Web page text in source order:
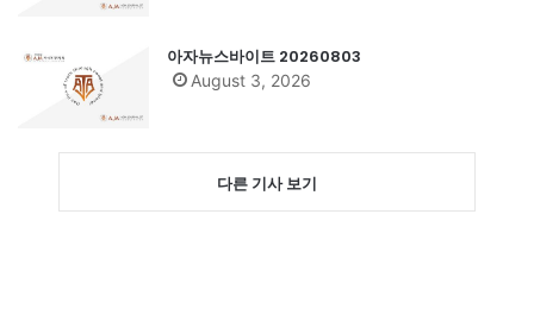
아자뉴스바이트 20260803
August 3, 2026
다른 기사 보기